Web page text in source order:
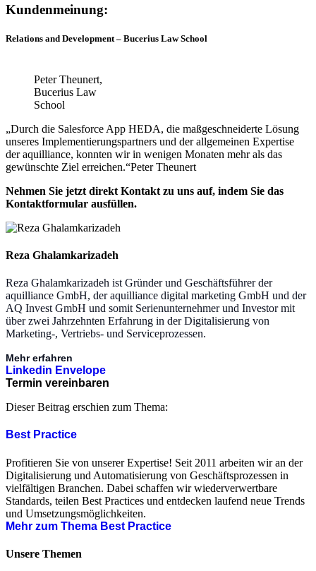
Kundenmeinung:
Relations and Development – Bucerius Law School
Peter Theunert,
Bucerius Law
School
„Durch die Salesforce App HEDA, die maßgeschneiderte Lösung
unseres Implementierungspartners und der allgemeinen Expertise
der aquilliance, konnten wir in wenigen Monaten mehr als das
gewünschte Ziel erreichen.“Peter Theunert
Nehmen Sie jetzt direkt Kontakt zu uns auf, indem Sie das
Kontaktformular ausfüllen.
Reza Ghalamkarizadeh
Reza Ghalamkarizadeh ist Gründer und Geschäftsführer der
aquilliance GmbH, der aquilliance digital marketing GmbH und der
AQ Invest GmbH und somit Serienunternehmer und Investor mit
über zwei Jahrzehnten Erfahrung in der Digitalisierung von
Marketing-, Vertriebs- und Serviceprozessen.
Mehr erfahren
Linkedin Envelope
Termin vereinbaren
Dieser Beitrag erschien zum Thema:
Best Practice
Profitieren Sie von unserer Expertise! Seit 2011 arbeiten wir an der
Digitalisierung und Automatisierung von Geschäftsprozessen in
vielfältigen Branchen. Dabei schaffen wir wiederverwertbare
Standards, teilen Best Practices und entdecken laufend neue Trends
und Umsetzungsmöglichkeiten.
Mehr zum Thema Best Practice
Unsere Themen